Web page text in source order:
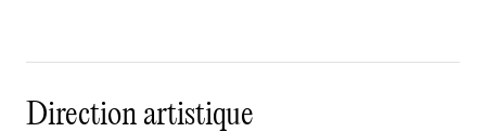
Direction artistique